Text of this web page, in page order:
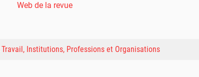
Web de la revue
Travail, Institutions, Professions et Organisations